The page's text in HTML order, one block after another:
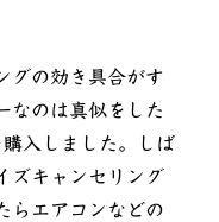
グの効き具合がす
なのは真似をした
入しました。しば
ズキャンセリング
らエアコンなどの